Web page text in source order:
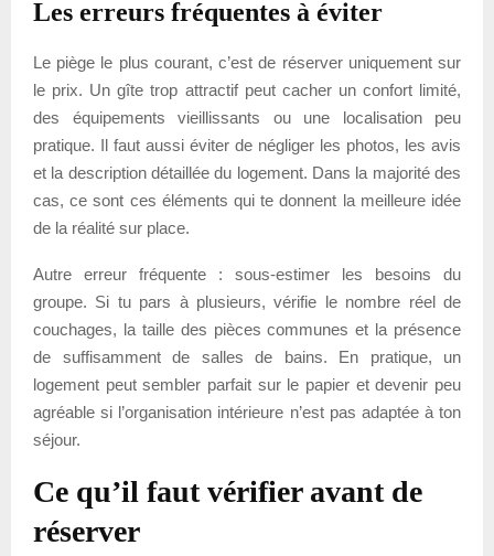
Les erreurs fréquentes à éviter
Le piège le plus courant, c’est de réserver uniquement sur
le prix. Un gîte trop attractif peut cacher un confort limité,
des équipements vieillissants ou une localisation peu
pratique. Il faut aussi éviter de négliger les photos, les avis
et la description détaillée du logement. Dans la majorité des
cas, ce sont ces éléments qui te donnent la meilleure idée
de la réalité sur place.
Autre erreur fréquente : sous-estimer les besoins du
groupe. Si tu pars à plusieurs, vérifie le nombre réel de
couchages, la taille des pièces communes et la présence
de suffisamment de salles de bains. En pratique, un
logement peut sembler parfait sur le papier et devenir peu
agréable si l’organisation intérieure n’est pas adaptée à ton
séjour.
Ce qu’il faut vérifier avant de
réserver